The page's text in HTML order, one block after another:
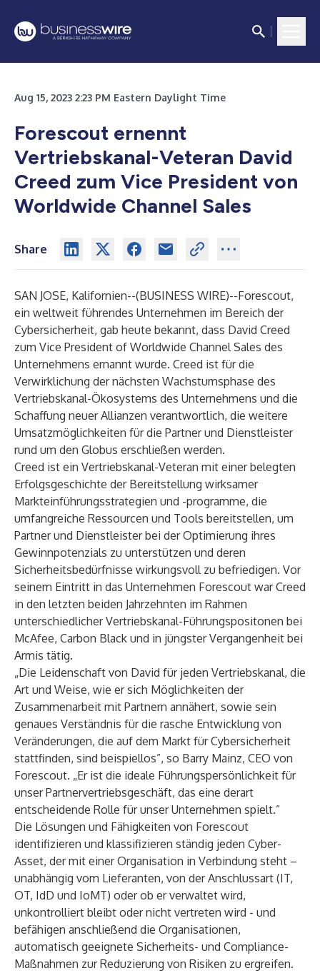
Aug 15, 2023 2:23 PM Eastern Daylight Time
Forescout ernennt
Vertriebskanal-Veteran David
Creed zum Vice President von
Worldwide Channel Sales
Share
SAN JOSE, Kalifornien--(BUSINESS WIRE)--Forescout,
ein weltweit führendes Unternehmen im Bereich der
Cybersicherheit, gab heute bekannt, dass David Creed
zum Vice President of Worldwide Channel Sales des
Unternehmens ernannt wurde. Creed ist für die
Verwirklichung der nächsten Wachstumsphase des
Vertriebskanal-Ökosystems des Unternehmens und die
Schaffung neuer Allianzen verantwortlich, die weitere
Umsatzmöglichkeiten für die Partner und Dienstleister
rund um den Globus erschließen werden.
Creed ist ein Vertriebskanal-Veteran mit einer belegten
Erfolgsgeschichte der Bereitstellung wirksamer
Markteinführungsstrategien und -programme, die
umfangreiche Ressourcen und Tools bereitstellen, um
Partner und Dienstleister bei der Optimierung ihres
Gewinnpotenzials zu unterstützen und deren
Sicherheitsbedürfnisse wirkungsvoll zu befriedigen. Vor
seinem Eintritt in das Unternehmen Forescout war Creed
in den letzten beiden Jahrzehnten im Rahmen
unterschiedlicher Vertriebskanal-Führungspositonen bei
McAfee, Carbon Black und in jüngster Vergangenheit bei
Armis tätig.
„Die Leidenschaft von David für jeden Vertriebskanal, die
Art und Weise, wie er sich Möglichkeiten der
Zusammenarbeit mit Partnern annähert, sowie sein
genaues Verständnis für die rasche Entwicklung von
Veränderungen, die auf dem Markt für Cybersicherheit
stattfinden, sind beispiellos”, so Barry Mainz, CEO von
Forescout. „Er ist die ideale Führungspersönlichkeit für
unser Partnervertriebsgeschäft, das eine derart
entscheidende Rolle für unser Unternehmen spielt.”
Die Lösungen und Fähigkeiten von Forescout
identifizieren und klassifizieren ständig jeden Cyber-
Asset, der mit einer Organisation in Verbindung steht –
unabhängig vom Lieferanten, von der Anschlussart (IT,
OT, IdD und IoMT) oder ob er verwaltet wird,
unkontrolliert bleibt oder nicht vertreten wird - und
befähigen anschließend die Organisationen,
automatisch geeignete Sicherheits- und Compliance-
Maßnahmen zur Reduzierung von Risiken zu ergreifen.